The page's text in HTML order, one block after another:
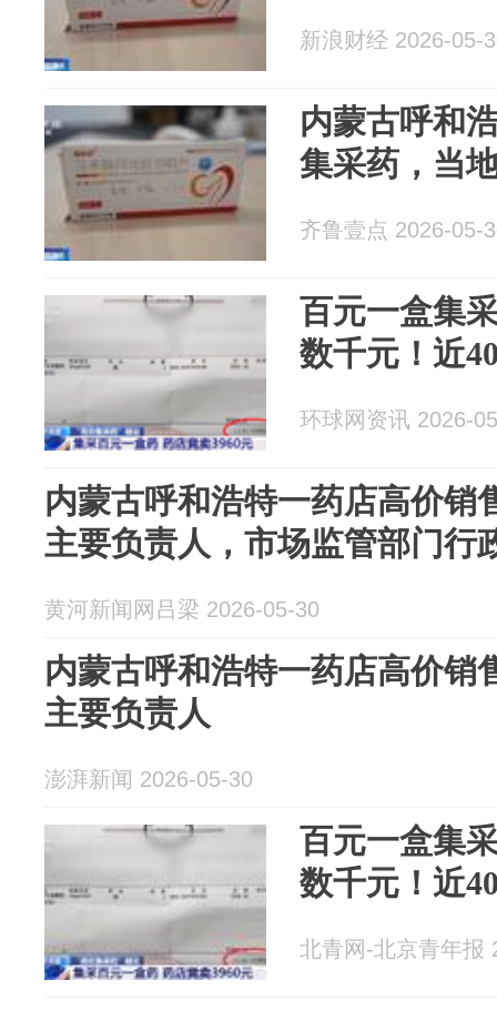
新浪财经 2026-05-
内蒙古呼和
集采药，当
齐鲁壹点 2026-05-
百元一盒集
数千元！近
环球网资讯 2026-
内蒙古呼和浩特一药店高价销
主要负责人，市场监管部门行
黄河新闻网吕梁 2026-05-30
内蒙古呼和浩特一药店高价销
主要负责人
澎湃新闻 2026-05-30
百元一盒集
数千元！近
北青网-北京青年报